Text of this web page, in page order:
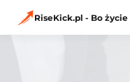
RiseKick.pl - Bo